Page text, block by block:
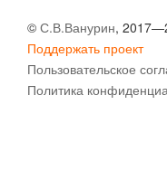
© С.В.Ванурин,
Поддержать проект
Пользовательское
Политика